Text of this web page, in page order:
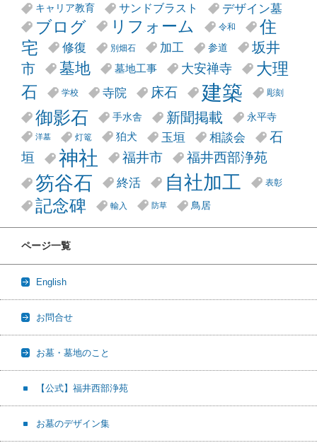
キャリア教育 サンドブラスト デザイン墓
ブログ リフォーム 令和
住
宅
修復 別畑石 加工 参道
坂井
市
墓地 墓地工事 大安禅寺
大理
石
学校 寺院 床石 建築 彫刻
御影石 手水舎 新聞掲載 永平寺
洋墓 灯篭 狛犬 玉垣 相談会
石
垣
神社 福井市 福井西部浄苑
笏谷石 終活 自社加工 表彰
記念碑 輸入 防草 鳥居
ページ一覧
English
お問合せ
お墓・墓地のこと
【公式】福井西部浄苑
お墓のデザイン集